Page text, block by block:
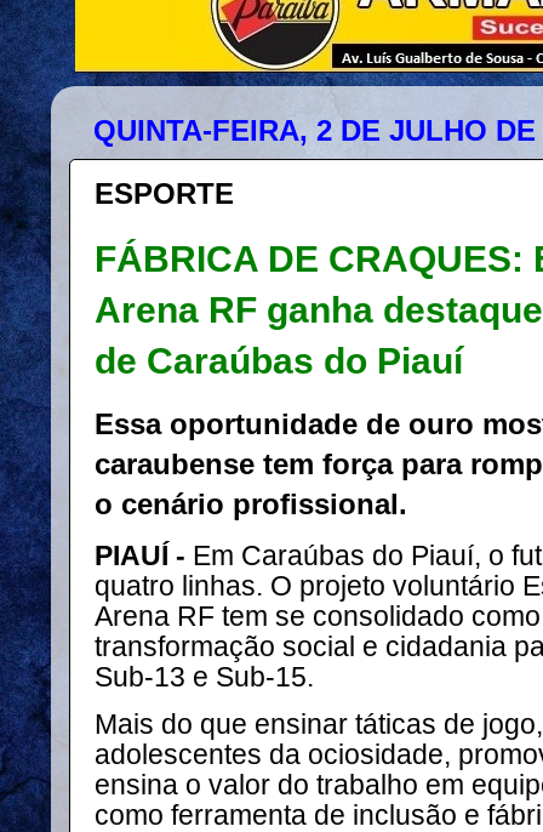
QUINTA-FEIRA, 2 DE JULHO DE
ESPORTE
FÁBRICA DE CRAQUES:
Arena RF ganha
de Caraúbas do Piauí
Essa oportunidade de ouro
caraubense tem força para
o cenário profissional.
PIAUÍ - Em Caraúbas do Piauí, o
quatro linhas. O projeto voluntário
Arena RF tem se consolidado
transformação social e cidadania
Sub-13 e Sub-15.
Mais do que ensinar táticas de
adolescentes da ociosidade,
ensina o valor do trabalho em
como ferramenta de inclusão e